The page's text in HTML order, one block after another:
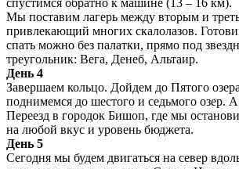
спустимся обратно к машине (13 – 16 км).
Мы поставим лагерь между вторым и
привлекающий многих скалолазов.
спать можно без палатки, прямо под
треугольник: Вега, Денеб, Альтаир.
День 4
Завершаем кольцо. Дойдем до Пятого
поднимемся до шестого и седьмого озер.
Переезд в городок Бишоп, где мы
на любой вкус и уровень бюджета.
День 5
Сегодня мы будем двигаться на север